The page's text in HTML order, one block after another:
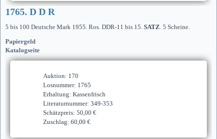
1765. D D R
5 bis 100 Deutsche Mark 1955. Ros. DDR-11 bis 15. SATZ. 5 Scheine.
Papiergeld
Katalogseite
Auktion: 170
Losnummer: 1765
Erhaltung: Kassenfrisch
Literaturnummer: 349-353
Schätzpreis: 50,00 €
Zuschlag: 60,00 €